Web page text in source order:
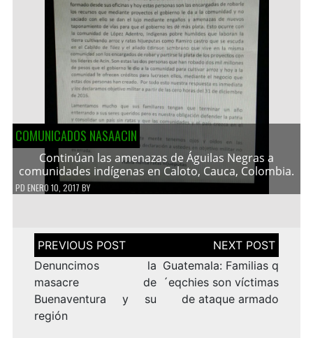
COMUNICADOS NASAACIN
Continúan las amenazas de Águilas Negras a
comunidades indígenas en Caloto, Cauca, Colombia.
PD ENERO 10, 2017 BY
Navegación
de
entradas
Denuncimos la
masacre de
Buenaventura y su
región
Guatemala: Familias q
´eqchies son víctimas
de ataque armado